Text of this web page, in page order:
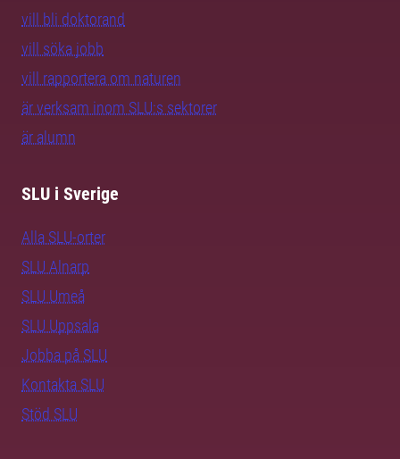
vill bli doktorand
vill söka jobb
vill rapportera om naturen
är verksam inom SLU:s sektorer
är alumn
SLU i Sverige
Alla SLU-orter
SLU Alnarp
SLU Umeå
SLU Uppsala
Jobba på SLU
Kontakta SLU
Stöd SLU